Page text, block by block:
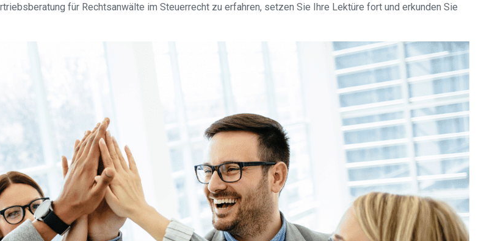
für Rechtsanwälte im Steuerrecht zu erfahren, setzen Sie Ihre Lektüre fort und erkunden Sie